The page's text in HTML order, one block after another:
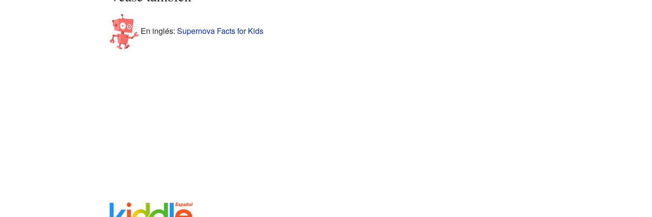
En inglés: Supernova Facts for Kids